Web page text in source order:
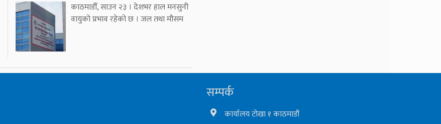
काठमाडौँ, साउन २३ । देशभर हाल मनसुनी
वायुको प्रभाव रहेको छ । जल तथा मौसम
सम्पर्क
कार्यालय टोखा १ काठमाडौं